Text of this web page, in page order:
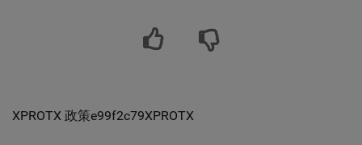
XPROTX 政策e99f2c79XPROTX